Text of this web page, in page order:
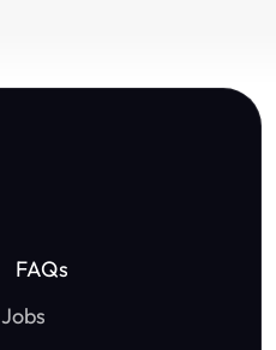
FAQs
Jobs